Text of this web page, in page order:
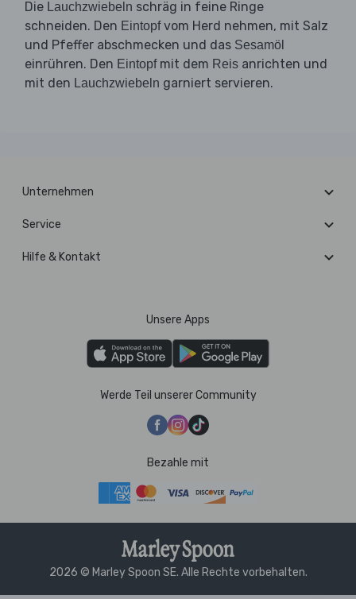
Die Lauchzwiebeln schräg in feine Ringe
schneiden. Den Eintopfvom Herd nehmen, mit Salz
und Pfeffer abschmecken und das Sesamöl
einrühren. Den Eintopfmit dem Reis anrichten und
mit den Lauchzwiebeln garniert servieren.
Unternehmen
Service
Hilfe & Kontakt
Unsere Apps
Werde Teil unserer Community
Bezahle mit
2026 © Marley Spoon SE. Alle Rechte vorbehalten.